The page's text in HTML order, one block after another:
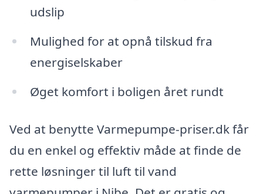
udslip
Mulighed for at opnå tilskud fra
energiselskaber
Øget komfort i boligen året rundt
Ved at benytte Varmepumpe-priser.dk får
du en enkel og effektiv måde at finde de
rette løsninger til luft til vand